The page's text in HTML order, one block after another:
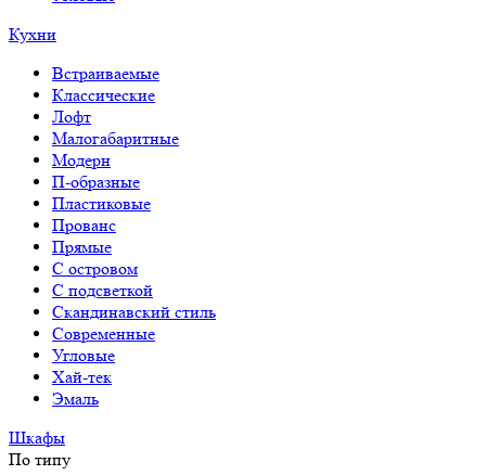
Кухни
Встраиваемые
Классические
Лофт
Малогабаритные
Модерн
П-образные
Пластиковые
Прованс
Прямые
С островом
С подсветкой
Скандинавский стиль
Современные
Угловые
Хай-тек
Эмаль
Шкафы
По типу